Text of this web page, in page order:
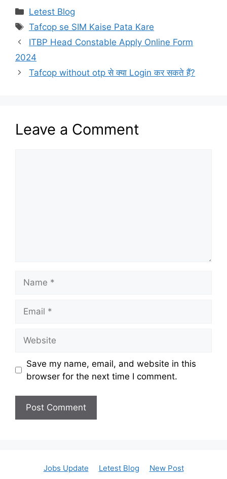
Categories
Letest Blog
Tags
Tafcop se SIM Kaise Pata Kare
ITBP Head Constable Apply Online Form
2024
Tafcop without otp से क्या Login कर सकते हैं?
Leave a Comment
Save my name, email, and website in this
browser for the next time I comment.
Jobs Update Letest Blog New Post